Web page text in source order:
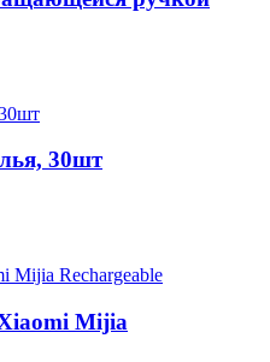
30шт
Mijia